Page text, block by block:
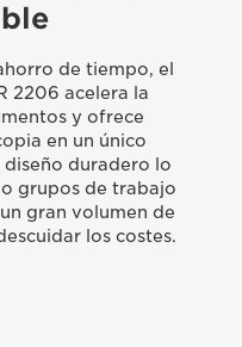
de tiempo, el
2206 acelera la
y ofrece
en un único
duradero lo
grupos de trabajo
gran volumen de
los costes.